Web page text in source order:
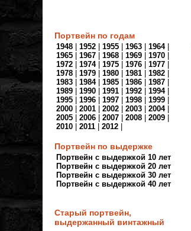
Портвейн по годам
1948 1952 1955 1963 1964|
1965
1967 1968 1969 1970
1972
1974| 1975 1976 1977
1978
1979 1980 1981 1982
1983
1984| 1985 1986 1987
1989
1990 1991 1992 1994|
1995
1996 1997 1998 1999
2000
2001 2002 2003 2004|
2005
2006 2007 2008 2009
2010
2011 2012
Портвейн по выдержке
Портвейн с выдержкой 10 лет
Портвейн с выдержкой 20 лет
Портвейн с выдержкой 30 лет
Портвейн с выдержкой 40 лет
Старый портвейн,
выдержанный винтажный